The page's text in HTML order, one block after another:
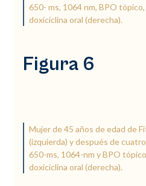
650- ms, 1064 nm, BPO
doxiciclina oral (derecha).
Figura 6
Mujer de 45 años de edad de
(izquierda) y después de
650-ms, 1064-nm y BPO
doxiciclina oral (derecha).